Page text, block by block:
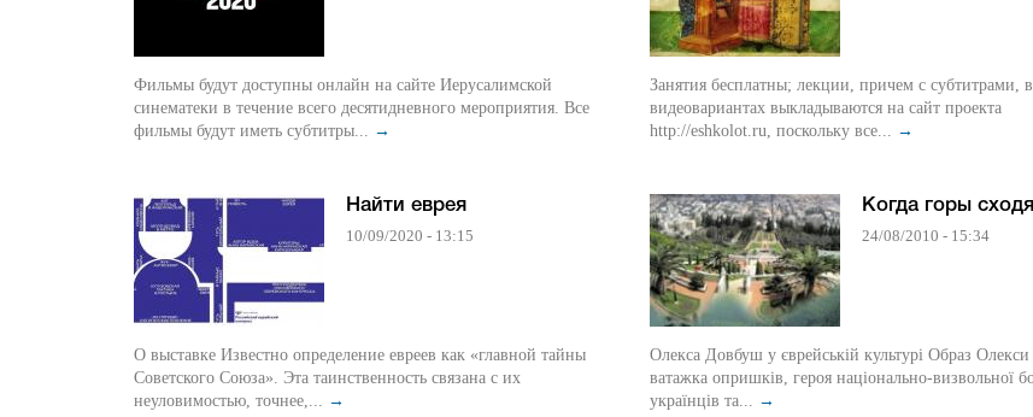
Фильмы будут доступны онлайн на сайте Иерусалимской
синематеки в течение всего десятидневного мероприятия. Все
фильмы будут иметь субтитры... →
Найти еврея
10/09/2020 - 13:15
О выставке Известно определение евреев как «главной тайны
Советского Союза». Эта таинственность связана с их
неуловимостью, точнее,... →
Занятия бесплатны; лекции, причем с субтитрами,
видеовариантах выкладываются на сайт проекта
http://eshkolot.ru, поскольку все... →
Когда горы
24/08/2010 - 15:34
Олекса Довбуш у єврейській культурі Образ Олекси Довбуша,
ватажка опришків, героя національно-визвольної
українців та... →